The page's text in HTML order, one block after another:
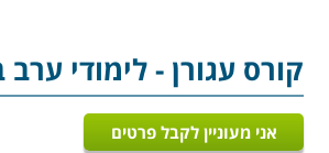
קורס עגורן - לימודי
אני מעוניין לקבל פרטים